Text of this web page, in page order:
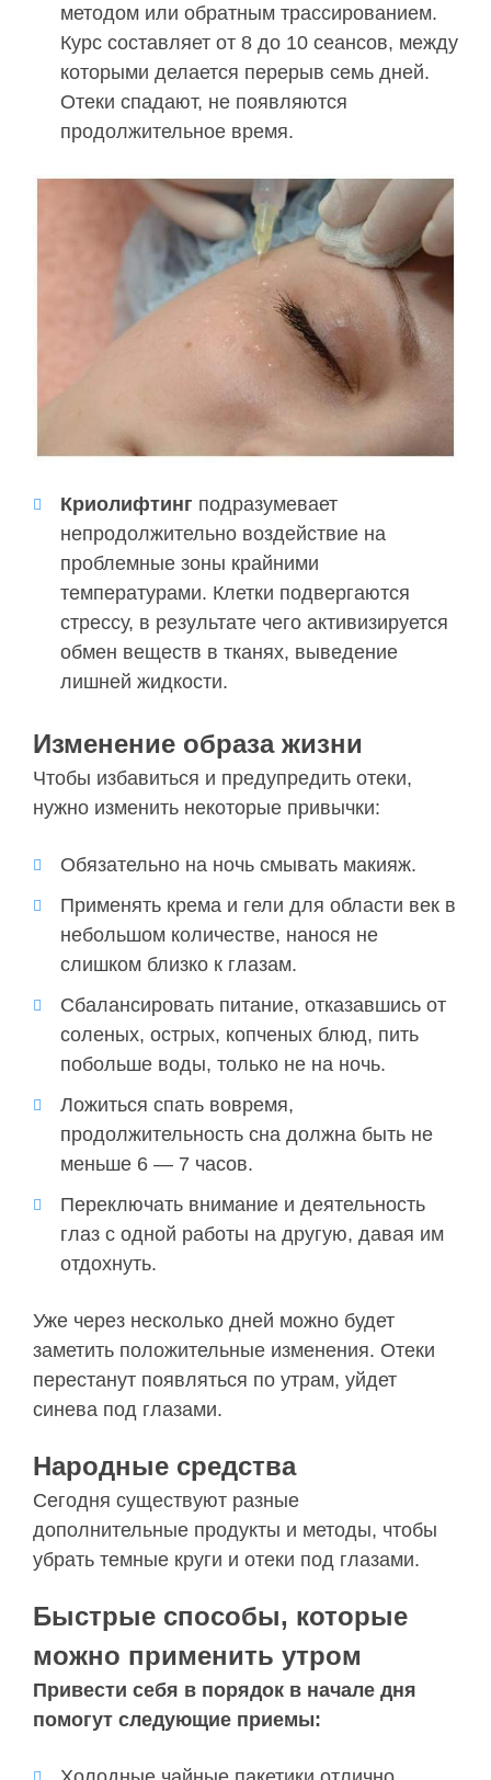
методом или обратным трассированием.
Курс составляет от 8 до 10 сеансов, между
которыми делается перерыв семь дней.
Отеки спадают, не появляются
продолжительное время.
Криолифтинг подразумевает
непродолжительно воздействие на
проблемные зоны крайними
температурами. Клетки подвергаются
стрессу, в результате чего активизируется
обмен веществ в тканях, выведение
лишней жидкости.
Изменение образа жизни
Чтобы избавиться и предупредить отеки,
нужно изменить некоторые привычки:
Обязательно на ночь смывать макияж.
Применять крема и гели для области век в
небольшом количестве, нанося не
слишком близко к глазам.
Сбалансировать питание, отказавшись от
соленых, острых, копченых блюд, пить
побольше воды, только не на ночь.
Ложиться спать вовремя,
продолжительность сна должна быть не
меньше 6 — 7 часов.
Переключать внимание и деятельность
глаз с одной работы на другую, давая им
отдохнуть.
Уже через несколько дней можно будет
заметить положительные изменения. Отеки
перестанут появляться по утрам, уйдет
синева под глазами.
Народные средства
Сегодня существуют разные
дополнительные продукты и методы, чтобы
убрать темные круги и отеки под глазами.
Быстрые способы, которые
можно применить утром
Привести себя в порядок в начале дня
помогут следующие приемы: